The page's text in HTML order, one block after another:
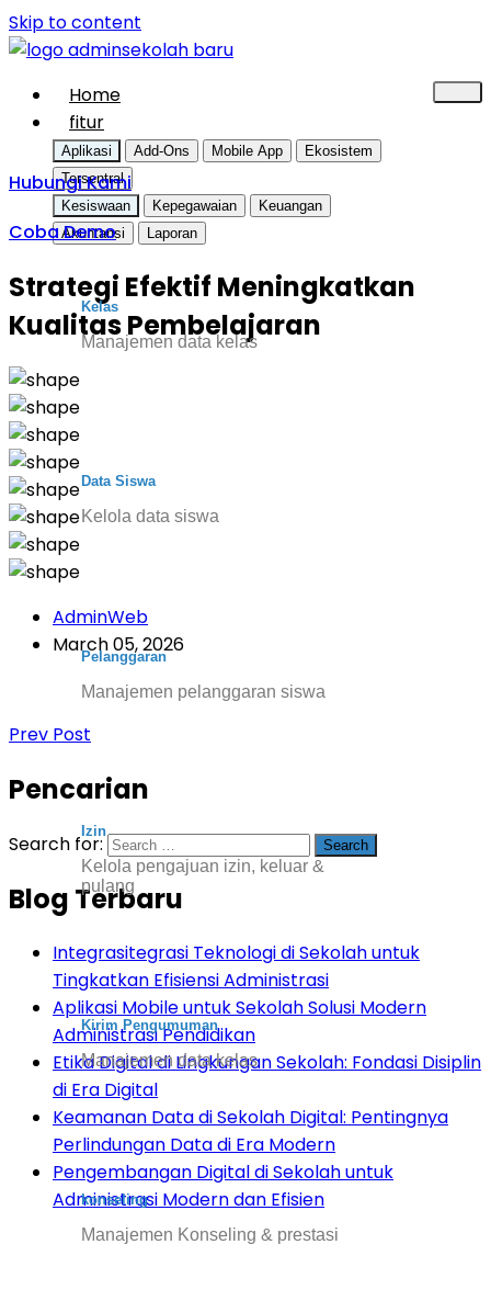
Skip to content
Home
fitur
Aplikasi Add-Ons Mobile App
Ekosistem
Tersentral
Kesiswaan
Kepegawaian
Keuangan
Akuntansi
Laporan
Kelas
Manajemen data kelas
Data Siswa
Kelola data siswa
Pelanggaran
Manajemen pelanggaran siswa
Izin
Kelola pengajuan izin, keluar &
pulang
Kirim Pengumuman
Manajemen data kelas
konseling
Manajemen Konseling & prestasi
Hubungi Kami
Coba Demo
Strategi Efektif Meningkatkan
Kualitas Pembelajaran
AdminWeb
March 05, 2026
Prev Post
Pencarian
Search for:
Blog Terbaru
Integrasitegrasi Teknologi di Sekolah untuk
Tingkatkan Efisiensi Administrasi
Aplikasi Mobile untuk Sekolah Solusi Modern
Administrasi Pendidikan
Etika Digital di Lingkungan Sekolah: Fondasi Disiplin
di Era Digital
Keamanan Data di Sekolah Digital: Pentingnya
Perlindungan Data di Era Modern
Pengembangan Digital di Sekolah untuk
Administrasi Modern dan Efisien